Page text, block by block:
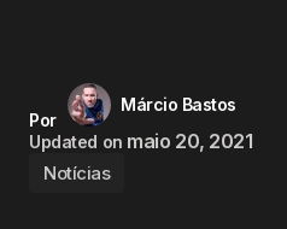
Por
Márcio Bastos
Updated on maio 20, 2021
Notícias